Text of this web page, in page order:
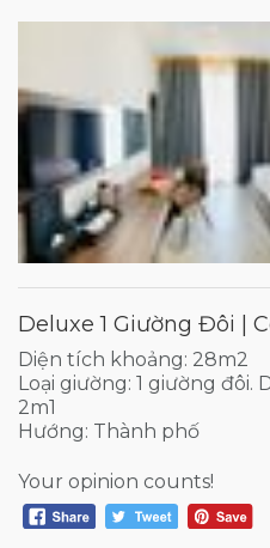
Deluxe 1 Giường Đôi |
Diện tích khoảng: 28m2
Loại giường: 1 giường đôi.
2m1
Hướng: Thành phố
Your opinion counts!